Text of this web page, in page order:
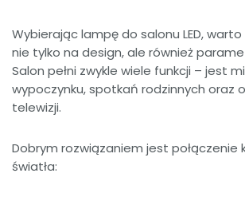
Wybierając lampę do salonu LED,
nie tylko na design, ale również
Salon pełni zwykle wiele funkcji – jest
wypoczynku, spotkań rodzinnych oraz
telewizji.
Dobrym rozwiązaniem jest połączenie
światła: